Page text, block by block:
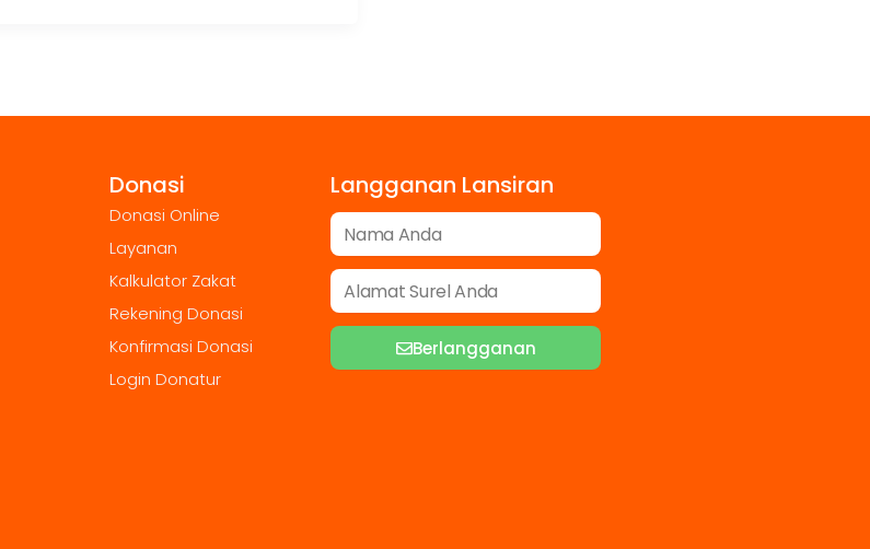
Donasi
Donasi Online
Layanan
Kalkulator Zakat
Rekening Donasi
Konfirmasi Donasi
Login Donatur
Langganan Lansiran
Berlangganan